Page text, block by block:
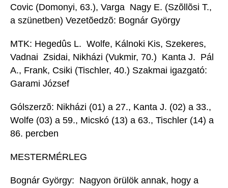
Covic (Domonyi, 63.), Varga  Nagy E. (Szõllõsi T.,
a szünetben) Vezetõedzõ: Bognár György
MTK: Hegedûs L.  Wolfe, Kálnoki Kis, Szekeres,
Vadnai  Zsidai, Nikházi (Vukmir, 70.)  Kanta J.  Pál
A., Frank, Csiki (Tischler, 40.) Szakmai igazgató:
Garami József
Gólszerzõ: Nikházi (01) a 27., Kanta J. (02) a 33.,
Wolfe (03) a 59., Micskó (13) a 63., Tischler (14) a
86. percben
MESTERMÉRLEG
Bognár György:  Nagyon örülök annak, hogy a